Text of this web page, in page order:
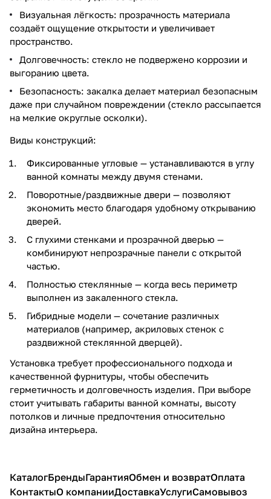
Визуальная лёгкость: прозрачность материала
создаёт ощущение открытости и увеличивает
пространство.
Долговечность: стекло не подвержено коррозии и
выгоранию цвета.
Безопасность: закалка делает материал безопасным
даже при случайном повреждении (стекло рассыпается
на мелкие округлые осколки).
Виды конструкций:
Фиксированные угловые — устанавливаются в углу
ванной комнаты между двумя стенами.
Поворотные/раздвижные двери — позволяют
экономить место благодаря удобному открыванию
дверей.
С глухими стенками и прозрачной дверью —
комбинируют непрозрачные панели с открытой
частью.
Полностью стеклянные — когда весь периметр
выполнен из закаленного стекла.
Гибридные модели — сочетание различных
материалов (например, акриловых стенок с
раздвижной стеклянной дверцей).
Установка требует профессионального подхода и
качественной фурнитуры, чтобы обеспечить
герметичность и долговечность изделия. При выборе
стоит учитывать габариты ванной комнаты, высоту
потолков и личные предпочтения относительно
дизайна интерьера.
КаталогБрендыГарантияОбмен и возвратОплата
КонтактыО компанииДоставкаУслугиСамовывоз